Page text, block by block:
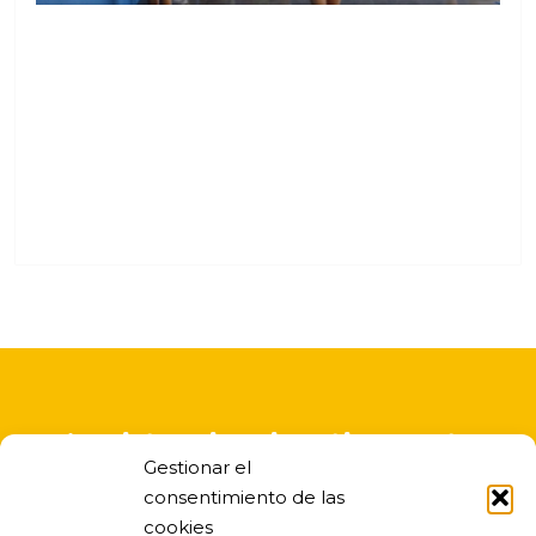
Gestionar el
consentimiento de las
cookies
A asistencia educativa nesta
escola infantil é gratuita